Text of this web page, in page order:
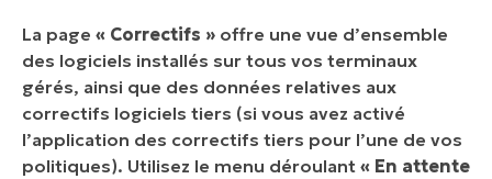
La page « Correctifs » offre une vue d’ensemble
des logiciels installés sur tous vos terminaux
gérés, ainsi que des données relatives aux
correctifs logiciels tiers (si vous avez activé
l’application des correctifs tiers pour l’une de vos
politiques). Utilisez le menu déroulant « En attente